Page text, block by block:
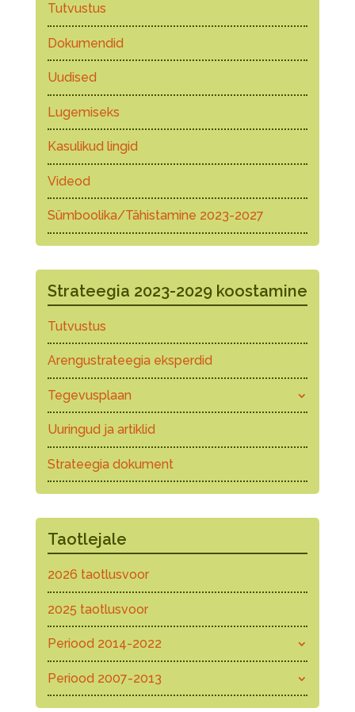
Tutvustus
Dokumendid
Uudised
Lugemiseks
Kasulikud lingid
Videod
Sümboolika/Tähistamine 2023-2027
Strateegia 2023-2029 koostamine
Tutvustus
Arengustrateegia eksperdid
Tegevusplaan
Uuringud ja artiklid
Strateegia dokument
Taotlejale
2026 taotlusvoor
2025 taotlusvoor
Periood 2014-2022
Periood 2007-2013